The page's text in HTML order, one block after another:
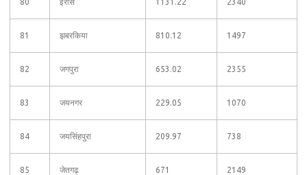
81 झबरकिया 810.12 1497
82 जगपुरा 653.02 2355
83 जयनगर 229.05 1070
84 जयसिंहपुरा 209.97 738
85 जेतगढ़ 671 2149